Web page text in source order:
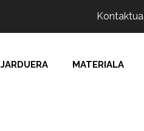
Kontaktua
JARDUERA MATERIALA